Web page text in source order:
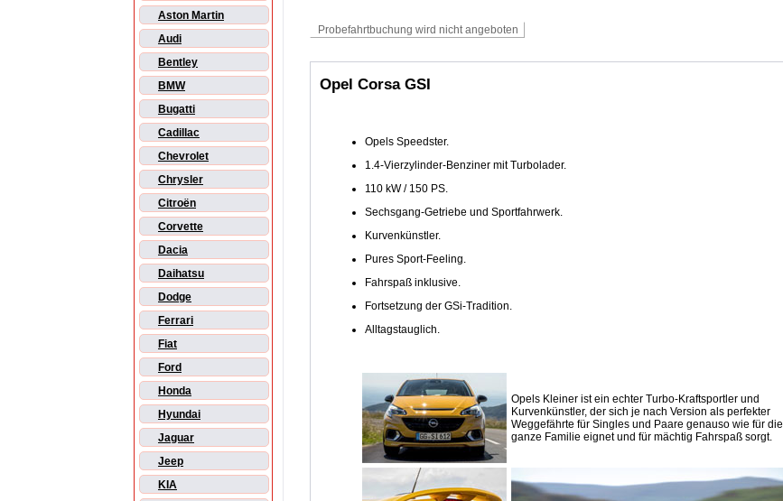
Aston Martin
Audi
Bentley
BMW
Bugatti
Cadillac
Chevrolet
Chrysler
Citroën
Corvette
Dacia
Daihatsu
Dodge
Ferrari
Fiat
Ford
Honda
Hyundai
Jaguar
Jeep
KIA
Opel Corsa GSI
Opels Speedster.
1.4-Vierzylinder-Benziner mit Turbolader.
110 kW / 150 PS.
Sechsgang-Getriebe und Sportfahrwerk.
Kurvenkünstler.
Pures Sport-Feeling.
Fahrspaß inklusive.
Fortsetzung der GSi-Tradition.
Alltagstauglich.
Opels Kleiner ist ein echter Turbo-Kraftsportler und
Kurvenkünstler, der sich je nach Version als perfekter
Weggefährte für Singles und Paare genauso wie für die
ganze Familie eignet und für mächtig Fahrspaß sorgt.